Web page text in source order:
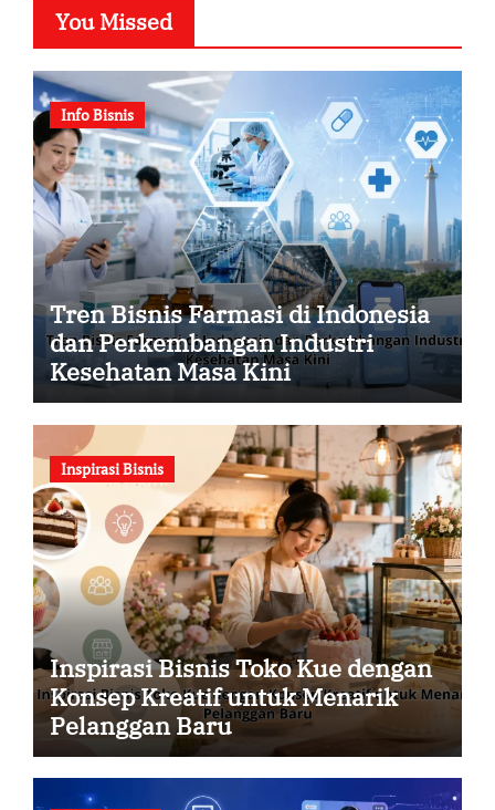
You Missed
Info Bisnis
Tren Bisnis Farmasi di Indonesia
dan Perkembangan Industri
Kesehatan Masa Kini
Inspirasi Bisnis
Inspirasi Bisnis Toko Kue dengan
Konsep Kreatif untuk Menarik
Pelanggan Baru